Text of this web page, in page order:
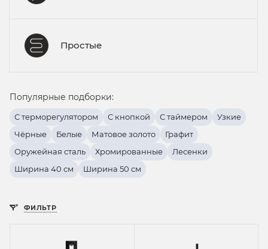
Простые
Популярные подборки:
С терморегулятором С кнопкой С таймером
Узкие
Чёрные
Белые Матовое золото
Графит
Оружейная сталь
Хромированные
Лесенки
Ширина 40 см
Ширина 50 см
ФИЛЬТР